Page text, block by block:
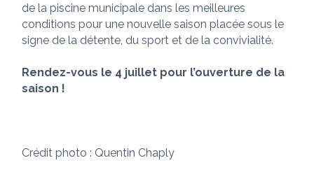
de la piscine municipale dans les meilleures
conditions pour une nouvelle saison placée sous le
signe de la détente, du sport et de la convivialité.
Rendez-vous le 4 juillet pour l’ouverture de la
saison !
Crédit photo : Quentin Chaply